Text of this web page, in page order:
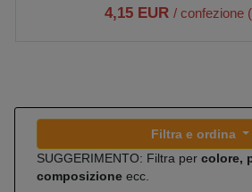
4,15 EUR / confezione
Filtra e ordina
SUGGERIMENTO: Filtra per colore,
composizione ecc.